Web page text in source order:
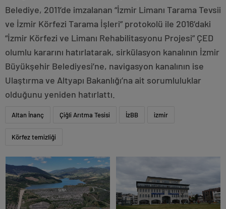
Belediye, 2011’de imzalanan “İzmir Limanı Tarama Tevsii
ve İzmir Körfezi Tarama İşleri” protokolü ile 2016’daki
“İzmir Körfezi ve Limanı Rehabilitasyonu Projesi” ÇED
olumlu kararını hatırlatarak, sirkülasyon kanalının İzmir
Büyükşehir Belediyesi’ne, navigasyon kanalının ise
Ulaştırma ve Altyapı Bakanlığı’na ait sorumluluklar
olduğunu yeniden hatırlattı.
Altan İnanç Çiğli Arıtma Tesisi İzBB izmir
Körfez temizliği